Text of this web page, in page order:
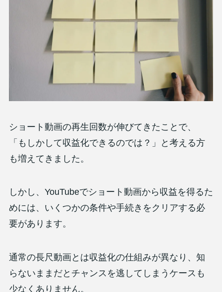
ショート動画の再生回数が伸びてきたことで、
「もしかして収益化できるのでは？」と考える方
も増えてきました。
しかし、YouTubeでショート動画から収益を得るた
めには、いくつかの条件や手続きをクリアする必
要があります。
通常の長尺動画とは収益化の仕組みが異なり、知
らないままだとチャンスを逃してしまうケースも
少なくありません。